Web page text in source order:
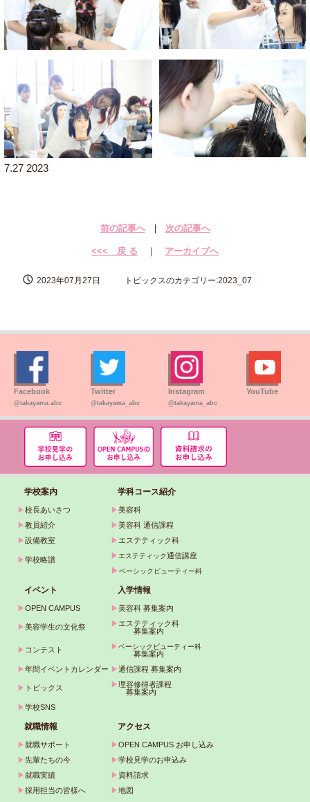
7.27 2023
前の記事へ| 次の記事へ
<<< 戻 る ｜ アーカイブへ
2023年07月27日 トピックスのカテゴリー:2023_07
Facebook
@takayama.abc
Twitter
@takayama_abc
Instagram
@takayama_abc
YouTube
学校案内 学科コース紹介
▶校長あいさつ ▶美容科
▶教員紹介 ▶美容科 通信課程
▶設備教室 ▶エステティック科
▶学校略譜 ▶エステティック通信講座
▶ベーシックビューティー科
イベント 入学情報
▶OPEN CAMPUS ▶美容科 募集案内
▶美容学生の文化祭 ▶エステティック科
募集案内
▶ コンテスト ▶ベーシックビューティー科
募集案内
▶年間イベントカレンダー ▶通信課程 募集案内
▶ トピックス ▶理容修得者課程
募集案内
▶学校SNS
就職情報 アクセス
▶就職サポート ▶OPEN CAMPUS お申し込み
▶先輩たちの今 ▶学校見学のお申込み
▶就職実績 ▶ 資料請求
▶採用担当の皆様へ ▶地図